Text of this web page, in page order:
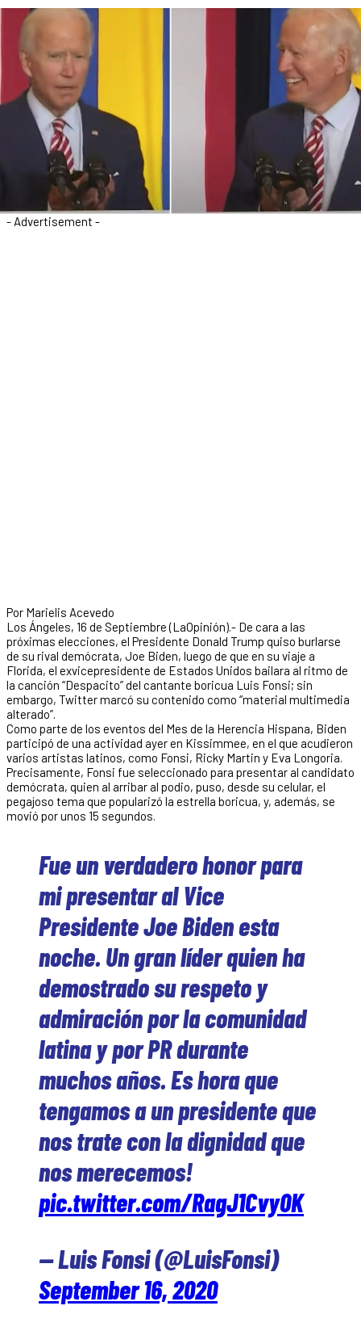
- Advertisement -
Por Marielis Acevedo
Los Ángeles, 16 de Septiembre (LaOpinión).- De cara a las
próximas elecciones, el Presidente Donald Trump quiso burlarse
de su rival demócrata, Joe Biden, luego de que en su viaje a
Florida, el exvicepresidente de Estados Unidos bailara al ritmo de
la canción “Despacito” del cantante boricua Luis Fonsi; sin
embargo, Twitter marcó su contenido como “material multimedia
alterado”.
Como parte de los eventos del Mes de la Herencia Hispana, Biden
participó de una actividad ayer en Kissimmee, en el que acudieron
varios artistas latinos, como Fonsi, Ricky Martin y Eva Longoria.
Precisamente, Fonsi fue seleccionado para presentar al candidato
demócrata, quien al arribar al podio, puso, desde su celular, el
pegajoso tema que popularizó la estrella boricua, y, además, se
movió por unos 15 segundos.
Fue un verdadero honor para
mi presentar al Vice
Presidente Joe Biden esta
noche. Un gran líder quien ha
demostrado su respeto y
admiración por la comunidad
latina y por PR durante
muchos años. Es hora que
tengamos a un presidente que
nos trate con la dignidad que
nos merecemos!
pic.twitter.com/RagJ1Cvy0K
— Luis Fonsi (@LuisFonsi)
September 16, 2020